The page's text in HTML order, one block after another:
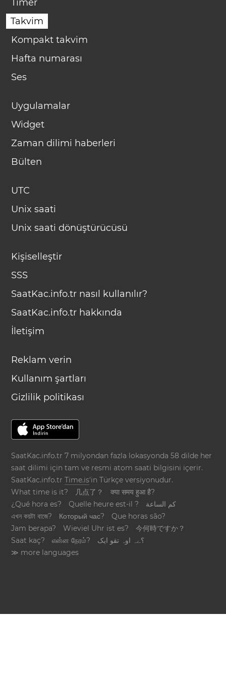
Timer
Takvim
Kompakt takvim
Hafta numarası
Ses
Uygulamalar
Widget
Zaman dilimi haberleri
Bülten
UTC
Unix saati
Unix saati dönüştürücüsü
Kişiselleştir
SSS
SaatKac.info.tr nasıl kullanılır?
SaatKac.info.tr hakkında
İletişim
Reklam verin
Kullanım şartları
Gizlilik politikası
SaatKac.info.tr 7 milyondan fazla lokasyonda 58 dilde her
saat dilimi için tam ve resmi atom saati bilgisini içerir.
SaatKac.info.trTime.is'in Türkçe versiyonudur.
What time is it?
几点了？
क्या समय हुआ है?
¿Qué hora es?
Quelle heure est-il ?
كم الساعة
এখন কয়টা বাজে?
Который час?
Que horas são?
Jam berapa?
Wieviel Uhr ist es?
今何時ですか？
Saat kaç?
என்ன நேரம்?
؟ےہ اوہ تقو ایک
≫ more languages